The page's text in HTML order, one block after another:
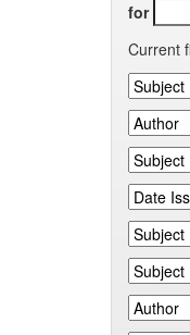
for
Current